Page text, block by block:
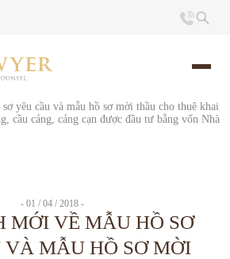
- 01 / 04 / 2018 -
MỚI VỀ MẪU HỒ SƠ
MẪU HỒ SƠ MỜI